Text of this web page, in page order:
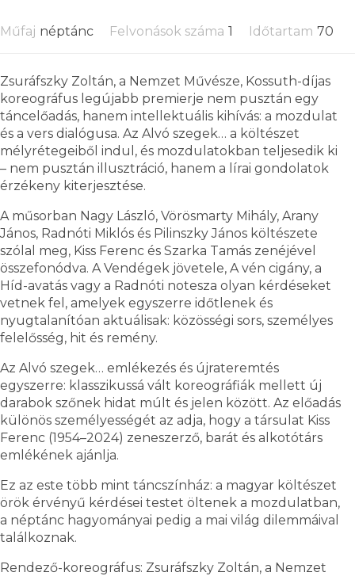
Műfaj néptánc Felvonások száma 1 Időtartam 70
Zsuráfszky Zoltán, a Nemzet Művésze, Kossuth-díjas
koreográfus legújabb premierje nem pusztán egy
táncelőadás, hanem intellektuális kihívás: a mozdulat
és a vers dialógusa. Az Alvó szegek… a költészet
mélyrétegeiből indul, és mozdulatokban teljesedik ki
– nem pusztán illusztráció, hanem a lírai gondolatok
érzékeny kiterjesztése.
A műsorban Nagy László, Vörösmarty Mihály, Arany
János, Radnóti Miklós és Pilinszky János költészete
szólal meg, Kiss Ferenc és Szarka Tamás zenéjével
összefonódva. A Vendégek jövetele, A vén cigány, a
Híd-avatás vagy a Radnóti notesza olyan kérdéseket
vetnek fel, amelyek egyszerre időtlenek és
nyugtalanítóan aktuálisak: közösségi sors, személyes
felelősség, hit és remény.
Az Alvó szegek… emlékezés és újrateremtés
egyszerre: klasszikussá vált koreográfiák mellett új
darabok szőnek hidat múlt és jelen között. Az előadás
különös személyességét az adja, hogy a társulat Kiss
Ferenc (1954–2024) zeneszerző, barát és alkotótárs
emlékének ajánlja.
Ez az este több mint táncszínház: a magyar költészet
örök érvényű kérdései testet öltenek a mozdulatban,
a néptánc hagyományai pedig a mai világ dilemmáival
találkoznak.
Rendező-koreográfus: Zsuráfszky Zoltán, a Nemzet